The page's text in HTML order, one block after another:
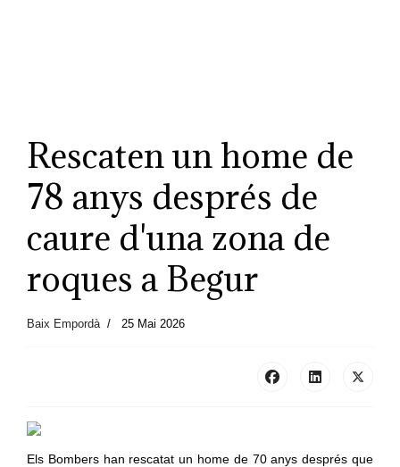
Rescaten un home de
78 anys després de
caure d'una zona de
roques a Begur
Baix Empordà 25 Mai 2026
Els Bombers han rescatat un home de 70 anys després que